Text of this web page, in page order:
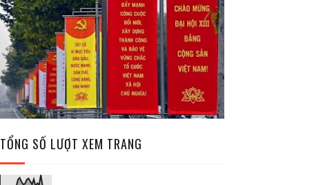
TỔNG SỐ LƯỢT XEM TRANG